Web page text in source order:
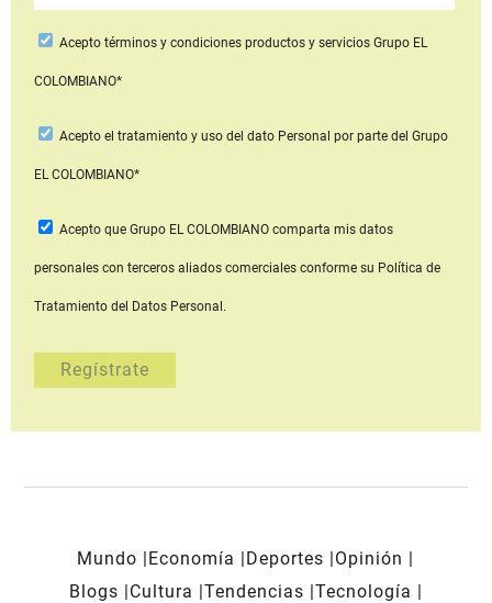
Aceptotérminos y condiciones productos y serviciosGrupo EL
COLOMBIANO*
Acepto el tratamiento y uso del dato Personal por parte del Grupo
EL COLOMBIANO*
Acepto que Grupo EL COLOMBIANOcomparta mis datos
personales con terceros aliados comerciales conforme su Política de
Tratamiento del Datos Personal.
Mundo Economía Deportes
Opinión
Blogs
Cultura Tendencias Tecnología